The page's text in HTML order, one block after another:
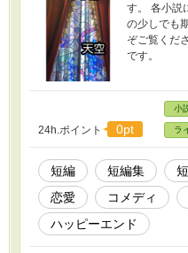
す。 各小説
の少しでも
ぞご覧くだ
です。
24h.ポイント 0pt
小
ラ
短編 短編集
恋愛
コメディ
ハッピーエンド